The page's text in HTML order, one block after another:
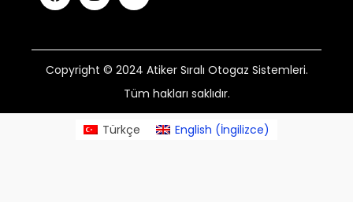
Copyright © 2024 Atiker Sıralı Otogaz Sistemleri.
Tüm hakları saklıdır.
Türkçe English (İngilizce)